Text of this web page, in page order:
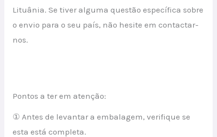
Lituânia. Se tiver alguma questão específica sobre
o envio para o seu país, não hesite em contactar-
nos.
Pontos a ter em atenção:
① Antes de levantar a embalagem, verifique se
esta está completa.